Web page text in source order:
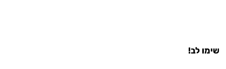
שימו לב!